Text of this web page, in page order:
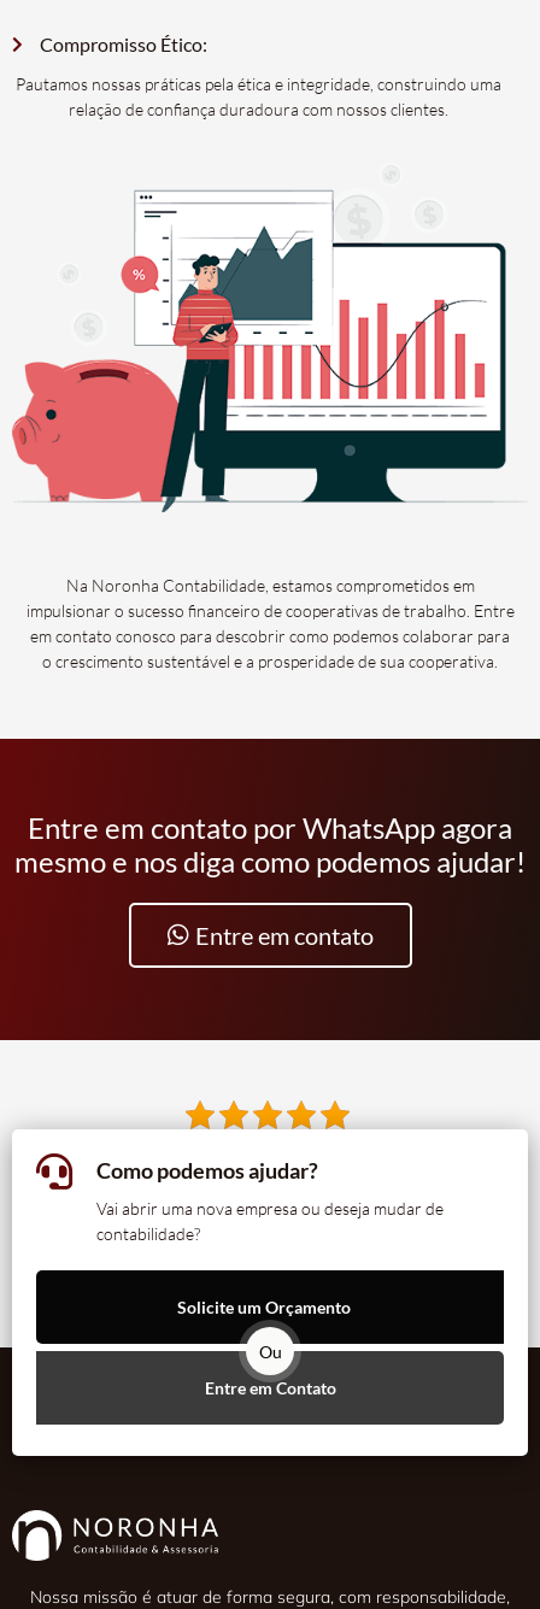
Compromisso Ético:
Pautamos nossas práticas pela ética e integridade, construindo uma
relação de confiança duradoura com nossos clientes.
Na Noronha Contabilidade, estamos comprometidos em
impulsionar o sucesso financeiro de cooperativas de trabalho. Entre
em contato conosco para descobrir como podemos colaborar para
o crescimento sustentável e a prosperidade de sua cooperativa.
Entre em contato por WhatsApp agora
mesmo e nos diga como podemos ajudar!
Entre em contato
Como podemos ajudar?
Vai abrir uma nova empresa ou deseja mudar de
contabilidade?
Solicite um Orçamento
Ou
Entre em Contato
Nossa missão é atuar de forma segura, com responsabilidade,